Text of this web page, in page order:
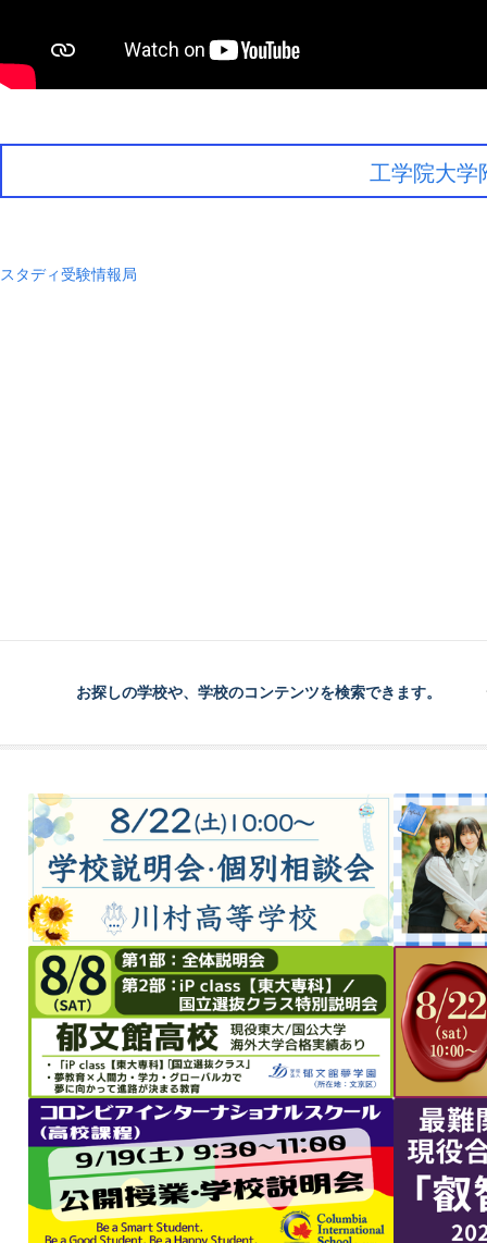
工学院大学
スタディ受験情報局
お探しの学校や、学校のコンテンツを検索できます。